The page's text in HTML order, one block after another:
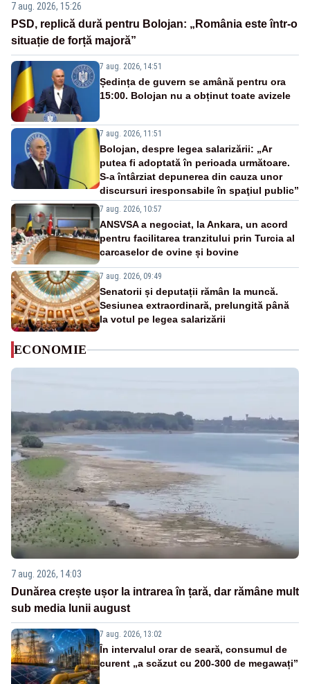
7 aug. 2026, 15:26
PSD, replică dură pentru Bolojan: „România este într-o
situație de forță majoră”
7 aug. 2026, 14:51
Ședința de guvern se amână pentru ora
15:00. Bolojan nu a obținut toate avizele
7 aug. 2026, 11:51
Bolojan, despre legea salarizării: „Ar
putea fi adoptată în perioada următoare.
S-a întârziat depunerea din cauza unor
discursuri iresponsabile în spaţiul public”
7 aug. 2026, 10:57
ANSVSA a negociat, la Ankara, un acord
pentru facilitarea tranzitului prin Turcia al
carcaselor de ovine și bovine
7 aug. 2026, 09:49
Senatorii și deputații rămân la muncă.
Sesiunea extraordinară, prelungită până
la votul pe legea salarizării
ECONOMIE
7 aug. 2026, 14:03
Dunărea crește ușor la intrarea în țară, dar rămâne mult
sub media lunii august
7 aug. 2026, 13:02
În intervalul orar de seară, consumul de
curent „a scăzut cu 200-300 de megawați”